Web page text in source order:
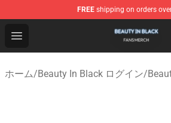
FREE shipping on orders
Open menu
Beauty In Black Shop - Official
ホーム/Beauty In Black ログイン/